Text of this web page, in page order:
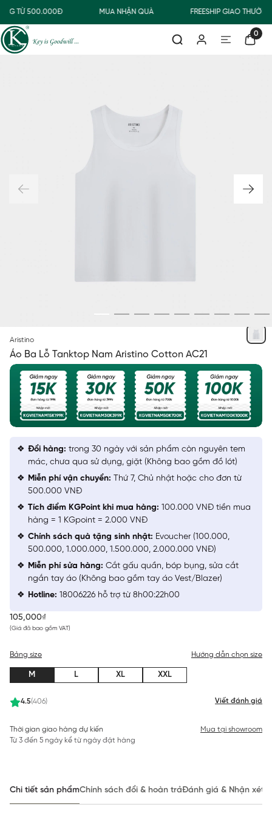
TỪ 500.000Đ MUA NHẬN QUÀ FREESHIP GIAO
0
Aristino
Áo Ba Lỗ Tanktop Nam Aristino Cotton AC21
105,000₫
(Giá đã bao gồm VAT)
4.5(406) Viết đánh giá
Bảng size Hướng dẫn chọn size
M L XL XXL
Thời gian giao hàng dự kiến
Từ 3 đến 5 ngày kể từ ngày đặt hàng
Mua tại showroom
Đổi hàng: trong 30 ngày với sản phẩm còn nguyên tem
mác, chưa qua sử dụng, giặt (Không bao gồm đồ lót)
Miễn phí vận chuyển: Thứ 7, Chủ nhật hoặc cho đơn từ
500.000 VNĐ
Tích điểm KGPoint khi mua hàng: 100.000 VNĐ tiền mua
hàng = 1 KGpoint = 2.000 VNĐ
Chính sách quà tặng sinh nhật: Evoucher (100.000,
500.000, 1.000.000, 1.500.000, 2.000.000 VNĐ)
Miễn phí sửa hàng: Cắt gấu quần, bóp bụng, sửa cắt
ngắn tay áo (Không bao gồm tay áo Vest/Blazer)
Hotline: 18006226 hỗ trợ từ 8h00:22h00
Chi tiết sản phẩmChính sách đổi & hoàn trảĐánh giá & Nhận xét